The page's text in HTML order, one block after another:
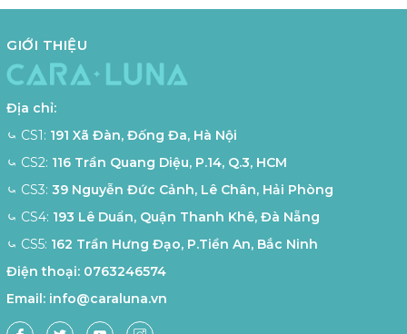
GIỚI THIỆU
Địa chỉ:
⤿ CS1: 191 Xã Đàn, Đống Đa, Hà Nội
⤿ CS2: 116 Trần Quang Diệu, P.14, Q.3, HCM
⤿ CS3: 39 Nguyễn Đức Cảnh, Lê Chân, Hải Phòng
⤿ CS4: 193 Lê Duẩn, Quận Thanh Khê, Đà Nẵng
⤿ CS5: 162 Trần Hưng Đạo, P.Tiền An, Bắc Ninh
Điện thoại: 0763246574
Email: info@caraluna.vn